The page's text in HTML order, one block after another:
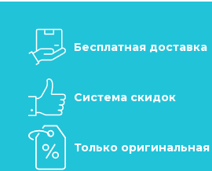
Бесплатная доставка
Система скидок
Только